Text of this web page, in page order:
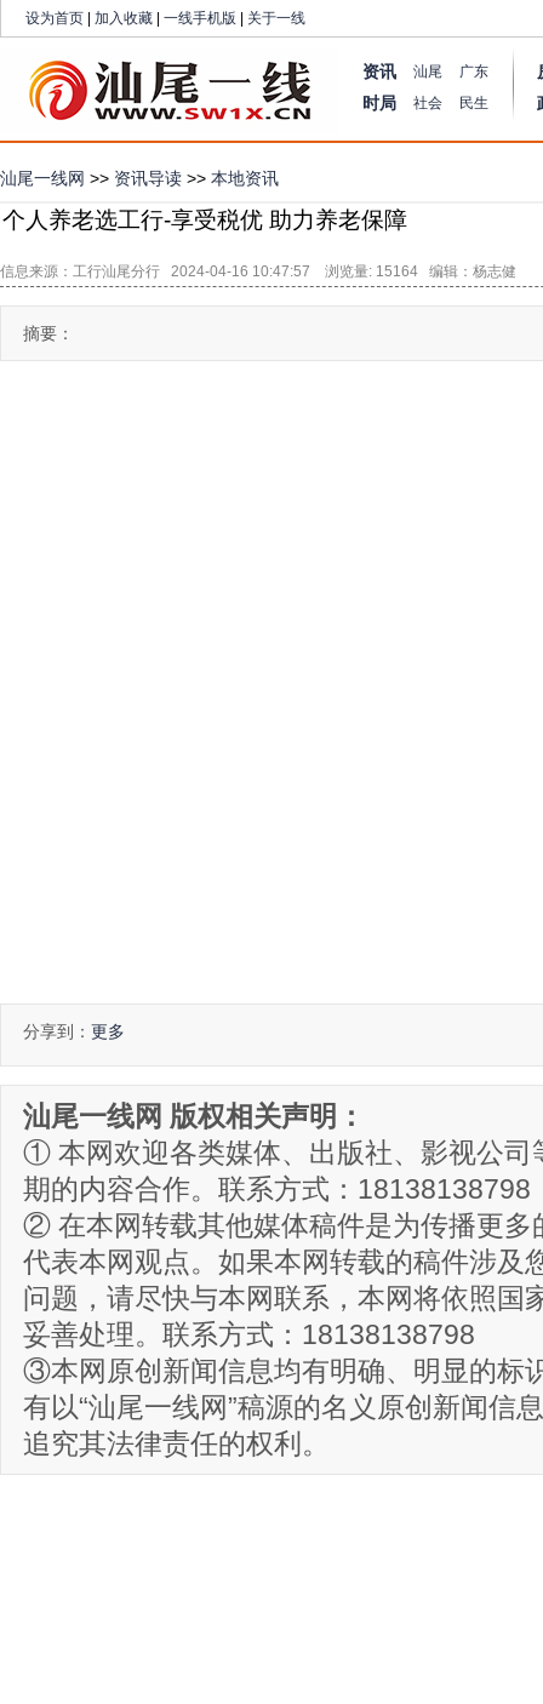
设为首页 加入收藏 一线手机版 关于一线
资讯 汕尾 广东
时局 社会 民生
汕尾一线网 >> 资讯导读 >> 本地资讯
个人养老选工行-享受税优 助力养老保障
信息来源：工行汕尾分行 2024-04-16 10:47:57 浏览量: 15164 编辑：杨志健
摘要：
分享到： 更多
汕尾一线网 版权相关声明：
① 本网欢迎各类媒体、出版社、影视公司
期的内容合作。联系方式：18138138798
② 在本网转载其他媒体稿件是为传播更多
代表本网观点。如果本网转载的稿件涉及
问题，请尽快与本网联系，本网将依照国
妥善处理。联系方式：18138138798
③本网原创新闻信息均有明确、明显的标
有以“汕尾一线网”稿源的名义原创新闻信
追究其法律责任的权利。